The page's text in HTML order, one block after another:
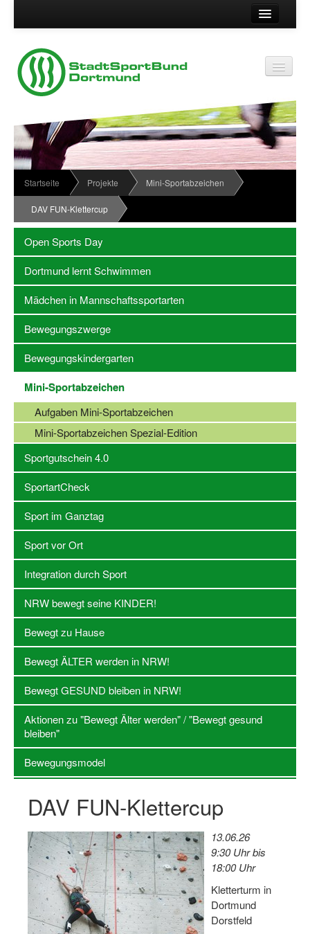
Suche
Vereinsservice
Vereinskennziffer
Passwort
Kontakt
Impressum
Datenschutz
Wir über uns
Organisationsstruktur
News
Termine
Sportabzeichen
Downloadbereich
Newsletter Anmeldung
Stellenangebote SSB Dortmund
Vereine
Vereinssuche
Übungsleiterbörse
Sportanlagen in Dortmund
Olympiabewerbung
Kinderschutz im Sport
Fördermöglichkeiten
Vereinsberatung
Wege zur Kooperation
Villa Froschloch
Log-in "Vereine"
Qualifizierung
SSB Qualifizierungen
Übersicht Qualifizierungswege
Qualifizierung im Vereinsmanagement
Fachtag Bildung braucht Bewegung
Erste-Hilfe-Ausbildung
Anmeldeformular / Anmeldebedingungen
Bezuschussung Qualifizierung für Dortmunder
Projekte
Open Sports Day
Startseite Projekte Mini-Sportabzeichen
DAV FUN-Klettercup
Open Sports Day
Dortmund lernt Schwimmen
Mädchen in Mannschaftssportarten
Bewegungszwerge
Bewegungskindergarten
Mini-Sportabzeichen
Aufgaben Mini-Sportabzeichen
Mini-Sportabzeichen Spezial-Edition
Sportgutschein 4.0
SportartCheck
Sport im Ganztag
Sport vor Ort
Integration durch Sport
NRW bewegt seine KINDER!
Bewegt zu Hause
Bewegt ÄLTER werden in NRW!
Bewegt GESUND bleiben in NRW!
Aktionen zu "Bewegt Älter werden" / "Bewegt gesund
bleiben"
Bewegungsmodel
DAV FUN-Klettercup
13.06.26
9:30 Uhr bis
18:00 Uhr
Kletterturm in
Dortmund
Dorstfeld